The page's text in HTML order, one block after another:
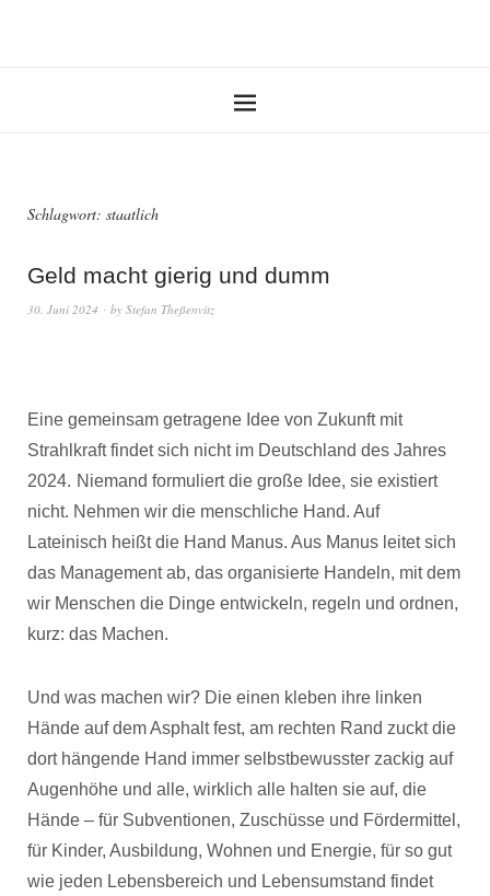
Schlagwort: staatlich
Geld macht gierig und dumm
30. Juni 2024 by Stefan Theßenvitz
Eine gemeinsam getragene Idee von Zukunft mit
Strahlkraft findet sich nicht im Deutschland des Jahres
2024. Niemand formuliert die große Idee, sie existiert
nicht. Nehmen wir die menschliche Hand. Auf
Lateinisch heißt die Hand Manus. Aus Manus leitet sich
das Management ab, das organisierte Handeln, mit dem
wir Menschen die Dinge entwickeln, regeln und ordnen,
kurz: das Machen.
Und was machen wir? Die einen kleben ihre linken
Hände auf dem Asphalt fest, am rechten Rand zuckt die
dort hängende Hand immer selbstbewusster zackig auf
Augenhöhe und alle, wirklich alle halten sie auf, die
Hände – für Subventionen, Zuschüsse und Fördermittel,
für Kinder, Ausbildung, Wohnen und Energie, für so gut
wie jeden Lebensbereich und Lebensumstand findet